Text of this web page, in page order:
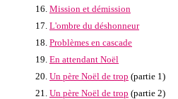
16. Mission et démission
17. L'ombre du déshonneur
18. Problèmes en cascade
19. En attendant Noël
20. Un père Noël de trop (partie 1)
21. Un père Noël de trop (partie 2)